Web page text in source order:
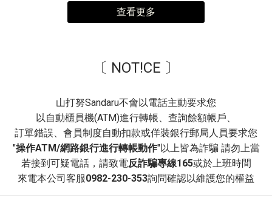
瑪莉珍鞋穿搭1(左圖)：露肩連身裙，展現「輕熟優雅」感。搭配銀
色帶有未來感與亮度，中和柔和色調，讓整體造型更有精神。 非常
營造溫柔層次感，打造「韓系減齡」風格。 推薦場合~ 校園穿搭、
合自帶「學生氣息」，能瞬間為穿搭注入活力與俏皮感。 白色泡泡
袖洋裝，黑色的滾邊設計與腳上的黑色瑪莉珍鞋首尾呼應，讓整體
色系維持在簡潔的黑白配，顯得俐落又高級。 非常適合看展、書店
約會、或是日常課堂。即便服裝很簡單（如素色洋裝），只要鞋襪
搭得好，穿搭完整度就會很高！ 瑪莉珍 復古交叉帶內增高瑪莉珍
鞋- 平底瑪莉珍鞋：最實穿的日常首選方頭編織紋一字帶瑪莉珍鞋此
查看更多
〔 NOT!CE 〕
山打努Sandaru不會以電話主動要求您
以自動櫃員機(ATM)進行轉帳、查詢餘額帳戶、
訂單錯誤、會員制度自動扣款或佯裝銀行郵局人員要求您
"操作ATM/網路銀行進行轉帳動作"以上皆為詐騙 請勿上當
若接到可疑電話，請致電反詐騙專線165或於上班時間
來電本公司客服0982-230-353詢問確認以維護您的權益